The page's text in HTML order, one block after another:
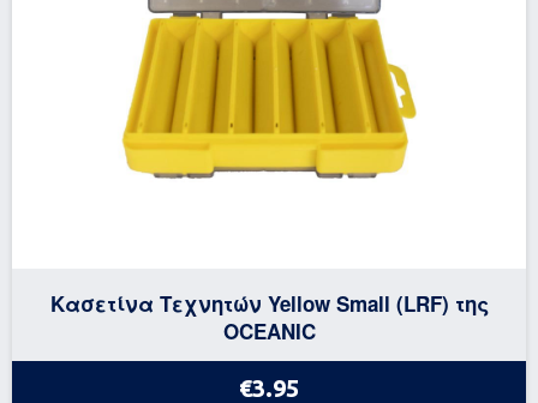
Κασετίνα Τεχνητών Yellow Small (LRF) της
OCEANIC
€3.95